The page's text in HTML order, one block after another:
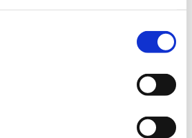
persona che fa della propria
persone avrai incontrato. Ci
ma questo è il più bello. Io